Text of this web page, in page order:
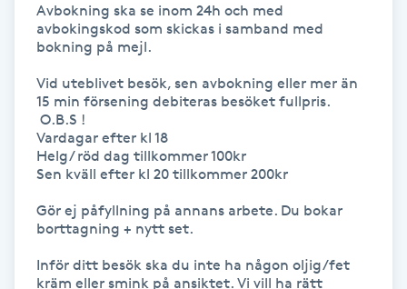
Hot yoga
Huduppstramning
Hudvård
Hyaluronsyra
Hyperhidros
Avbokning ska se inom 24h och med
avbokingskod som skickas i samband med
bokning på mejl.
Vid uteblivet besök, sen avbokning eller mer än
15 min försening debiteras besöket fullpris.
Vardagar efter kl 18
Helg/ röd dag tillkommer 100kr
Sen kväll efter kl 20 tillkommer 200kr
Gör ej påfyllning på annans arbete. Du bokar
borttagning + nytt set.
Inför ditt besök ska du inte ha någon oljig/fet
kräm eller smink på ansiktet. Vi vill ha rätt